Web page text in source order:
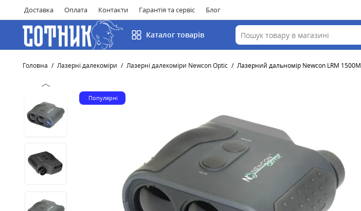
Доставка Оплата Контакти Гарантія та сервіс Блог
Каталог товарів
Головна Лазерні далекоміри Лазерні далекоміри Newcon Optic Лазерний дальномір Newcon LRM 1500M
Популярні